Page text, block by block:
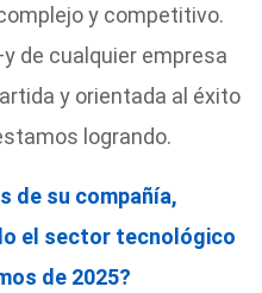
y competitivo.
de cualquier empresa
y orientada al éxito
logrando.
de su compañía,
el sector tecnológico
de 2025?